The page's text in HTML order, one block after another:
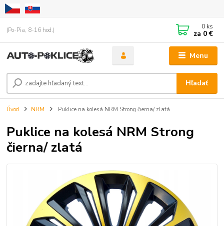
Menu
Hľadať
(Po-Pia, 8-16 hod.) 0 ks
za 0 €
Úvod NRM Puklice na kolesá NRM Strong čierna/ zlatá
Puklice na kolesá NRM Strong
čierna/ zlatá